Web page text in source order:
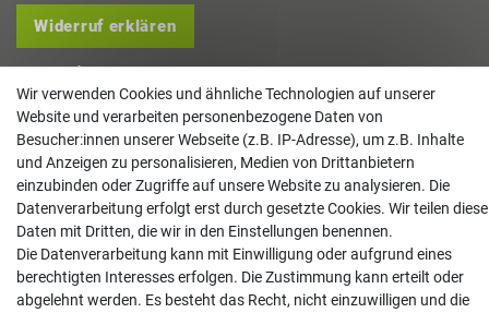
Widerruf erklären
Kontakt
info@gartentechnik-hansen.de
0481 8565-0
Mo. - Do. 08:00 - 17:00 | Fr. 8:00 - 15:00
Anrufe aus dem dt. Festnetz zum Ortstarif, Preise aus dem Mobilfunknetz ggf.
abweichend (abhängig vom Provider).
Wir verwenden Cookies und ähnliche Technologien auf unserer
Website und verarbeiten personenbezogene Daten von
Besucher:innen unserer Webseite (z.B. IP-Adresse), um z.B. Inhalte
und Anzeigen zu personalisieren, Medien von Drittanbietern
einzubinden oder Zugriffe auf unsere Website zu analysieren. Die
Datenverarbeitung erfolgt erst durch gesetzte Cookies. Wir teilen diese
Daten mit Dritten, die wir in den Einstellungen benennen.
Die Datenverarbeitung kann mit Einwilligung oder aufgrund eines
berechtigten Interesses erfolgen. Die Zustimmung kann erteilt oder
abgelehnt werden. Es besteht das Recht, nicht einzuwilligen und die